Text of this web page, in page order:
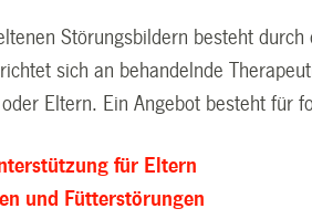
Störungsbildern besteht
sich an behandelnde
Eltern. Ein Angebot besteht für
für Eltern
und Fütterstörungen